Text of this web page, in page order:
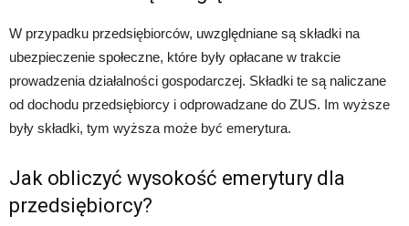
W przypadku przedsiębiorców, uwzględniane są składki na
ubezpieczenie społeczne, które były opłacane w trakcie
prowadzenia działalności gospodarczej. Składki te są naliczane
od dochodu przedsiębiorcy i odprowadzane do ZUS. Im wyższe
były składki, tym wyższa może być emerytura.
Jak obliczyć wysokość emerytury dla
przedsiębiorcy?